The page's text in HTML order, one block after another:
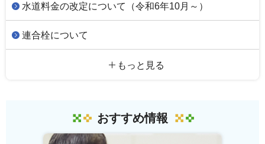
水道料金の改定について（令和6年10月～）
連合栓について
もっと見る
おすすめ情報